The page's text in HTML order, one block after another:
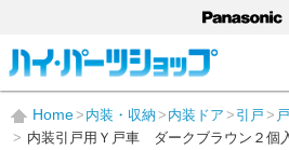
Home 内装・収納 内装ドア 引戸
内装引戸用Ｙ戸車 ダークブラウン２個